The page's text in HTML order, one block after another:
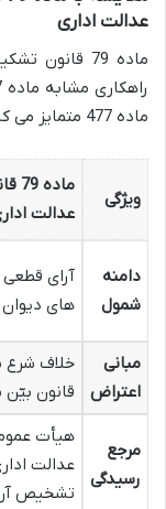
عدالت اداری
ماده 79
ماده 477 متمایز می کند:
ویژگی
عدالت
دامنه
شمول
آرای
های
مبانی
اعتراض
خلاف شرع
قانون بیّن
مرجع
رسیدگی
هیأت
عدالت
تشخیص